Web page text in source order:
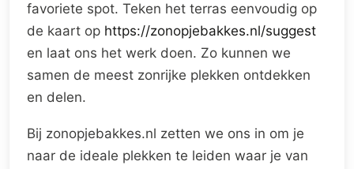
favoriete spot. Teken het terras eenvoudig op
de kaart op https://zonopjebakkes.nl/suggest
en laat ons het werk doen. Zo kunnen we
samen de meest zonrijke plekken ontdekken
en delen.
Bij zonopjebakkes.nl zetten we ons in om je
naar de ideale plekken te leiden waar je van